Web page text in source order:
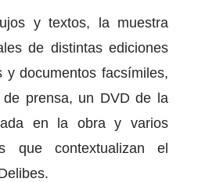
y textos, la muestra
de distintas ediciones
y documentos facsímiles,
prensa, un DVD de la
en la obra y varios
que contextualizan el